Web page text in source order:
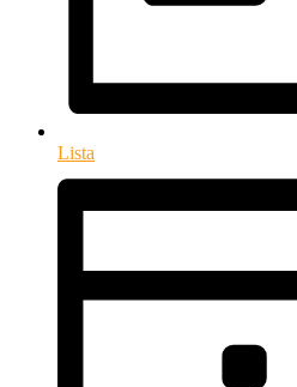
Lista